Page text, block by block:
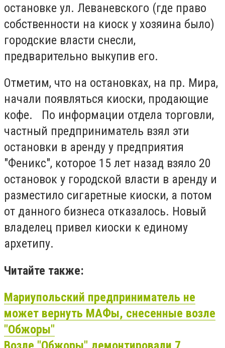
остановке ул. Леваневского (где право
собственности на киоск у хозяина было)
городские власти снесли,
предварительно выкупив его.
Отметим, что на остановках, на пр. Мира,
начали появляться киоски, продающие
кофе. По информации отдела торговли,
частный предприниматель взял эти
остановки в аренду у предприятия
"Феникс", которое 15 лет назад взяло 20
остановок у городской власти в аренду и
разместило сигаретные киоски, а потом
от данного бизнеса отказалось. Новый
владелец привел киоски к единому
архетипу.
Читайте также:
Мариупольский предприниматель не
может вернуть МАФы, снесенные возле
"Обжоры"